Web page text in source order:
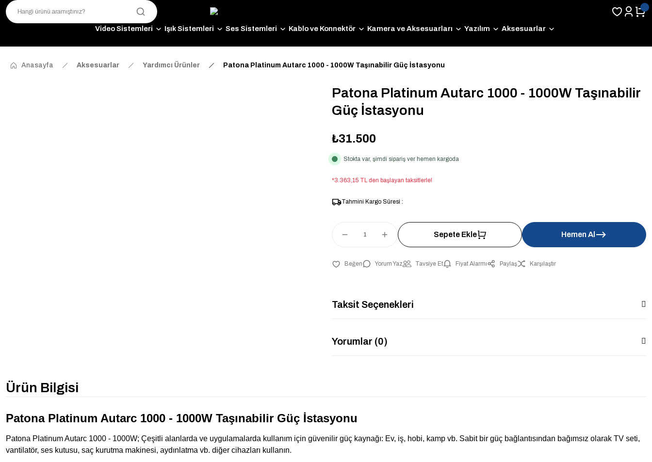
Video Sistemleri Işık Sistemleri Ses Sistemleri Kablo ve Konnektör Kamera ve Aksesuarları Yazılım Aksesuarlar
Anasayfa Aksesuarlar Yardımcı Ürünler Patona Platinum Autarc 1000 - 1000W Taşınabilir Güç İstasyonu
Patona Platinum Autarc 1000 - 1000W Taşınabilir
Güç İstasyonu
₺31.500
Stokta var, şimdi sipariş ver hemen kargoda
*3.363,15 TL den başlayan taksitlerle!
Tahmini Kargo Süresi :
Sepete Ekle Hemen Al
Yorum Yaz Tavsiye Et Fiyat Alarmı Paylaş Karşılaştır
Taksit Seçenekleri
Yorumlar (0)
Ürün Bilgisi
Patona Platinum Autarc 1000 - 1000W Taşınabilir Güç İstasyonu
Patona Platinum Autarc 1000 - 1000W; Çeşitli alanlarda ve uygulamalarda kullanım için güvenilir güç kaynağı: Ev, iş, hobi, kamp vb. Sabit bir güç bağlantısından bağımsız olarak TV seti,
vantilatör, ses kutusu, saç kurutma makinesi, aydınlatma vb. diğer cihazları kullanın.